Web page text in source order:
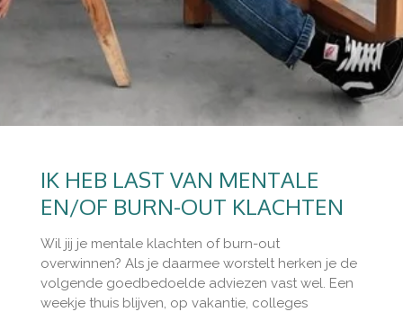
IK HEB LAST VAN MENTALE
EN/OF BURN-OUT KLACHTEN
Wil jij je mentale klachten of burn-out
overwinnen? Als je daarmee worstelt herken je de
volgende goedbedoelde adviezen vast wel. Een
weekje thuis blijven, op vakantie, colleges